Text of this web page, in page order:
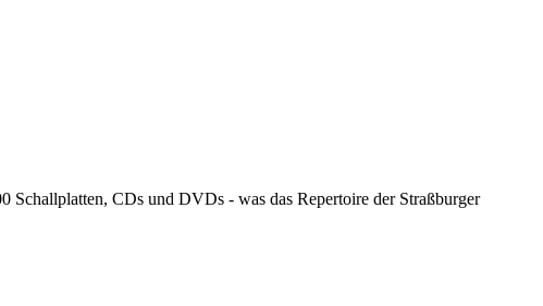
Schallplatten, CDs und DVDs - was das Repertoire der Straßburger